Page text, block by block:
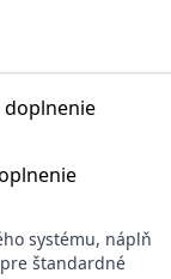
systému, náplň
štandardné